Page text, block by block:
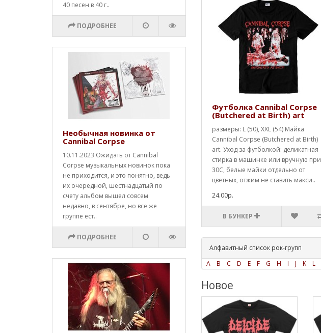
40 песен в 40 г..
ПОДРОБНЕЕ
Необычная новинка от
Cannibal Corpse
10.11.2023 Ожидать от Cannibal
Corpse музыкальных новинок пока
не приходится, и это понятно, ведь
их очередной, шестнадцатый по
счету альбом вышел совсем
недавно, в сентябре, но все же
группе ест..
ПОДРОБНЕЕ
Футболка Cannibal Corpse
(Butchered at Birth) art
размеры: L (50), XXL (54) Майка
Cannibal Corpse (Butchered at Birth)
art. Уход за футболкой: деликатная
стирка в машинке или вручную при
30С, белые майки отдельно от
цветных, отжим не ставить макси..
24.00р.
В БУНКЕР
Алфавитный список рок-групп
A
B C D E F G H I J K L
Новое